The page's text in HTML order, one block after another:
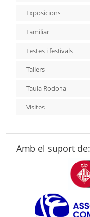
Exposicions
Familiar
Festes i festivals
Tallers
Taula Rodona
Visites
Amb el suport de: